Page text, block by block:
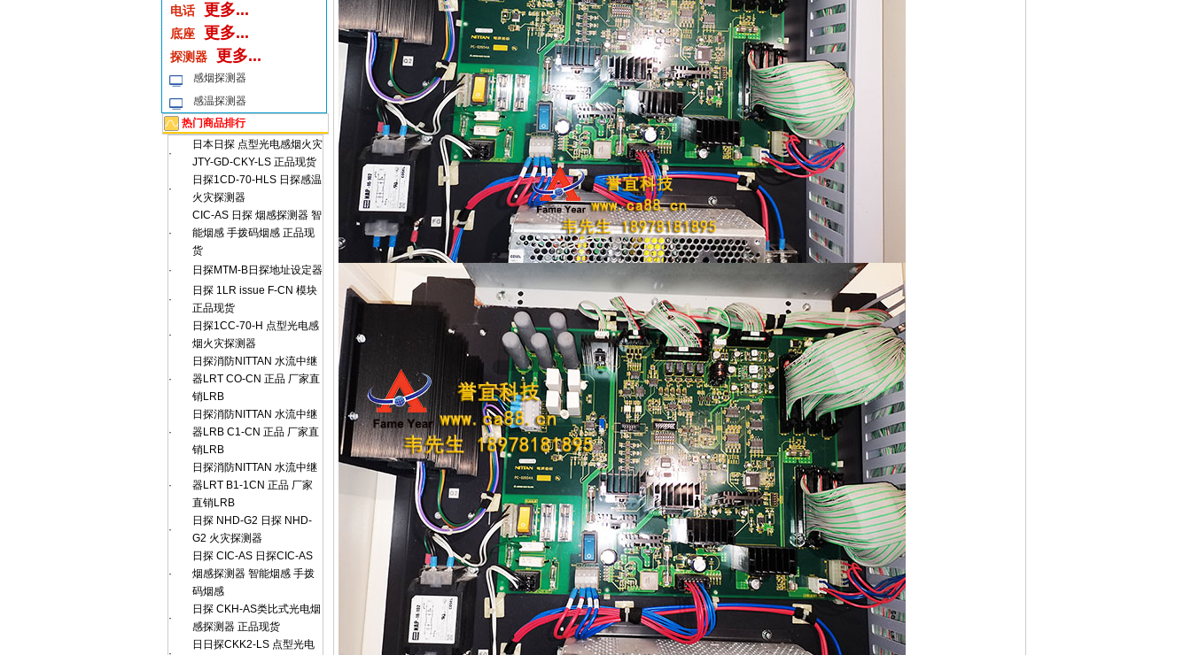
电话 更多...
底座 更多...
探测器 更多...
感烟探测器
感温探测器
热门商品排行
·
日本日探 点型光电感烟火灾
JTY-GD-CKY-LS 正品现货
·
日探1CD-70-HLS 日探感温
火灾探测器
·
CIC-AS 日探 烟感探测器 智
能烟感 手拨码烟感 正品现
货
·
日探MTM-B日探地址设定器
·
日探 1LR issue F-CN 模块
正品现货
·
日探1CC-70-H 点型光电感
烟火灾探测器
·
日探消防NITTAN 水流中继
器LRT CO-CN 正品 厂家直
销LRB
·
日探消防NITTAN 水流中继
器LRB C1-CN 正品 厂家直
销LRB
·
日探消防NITTAN 水流中继
器LRT B1-1CN 正品 厂家
直销LRB
·
日探 NHD-G2 日探 NHD-
G2 火灾探测器
·
日探 CIC-AS 日探CIC-AS
烟感探测器 智能烟感 手拨
码烟感
·
日探 CKH-AS类比式光电烟
感探测器 正品现货
日日探CKK2-LS 点型光电